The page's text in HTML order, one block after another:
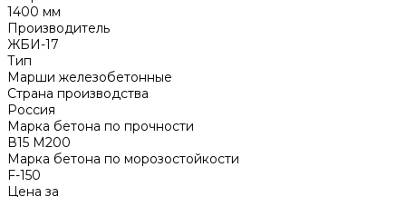
1400 мм
Производитель
ЖБИ-17
Тип
Марши железобетонные
Страна производства
Россия
Марка бетона по прочности
В15 М200
Марка бетона по морозостойкости
F-150
Цена за